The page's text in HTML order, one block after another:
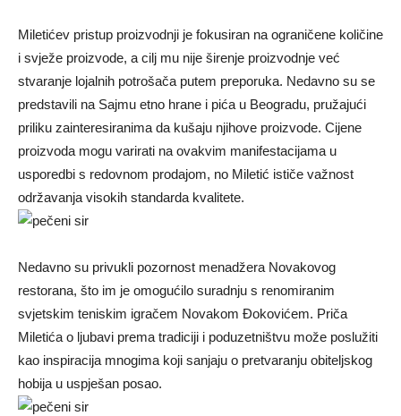
Miletićev pristup proizvodnji je fokusiran na ograničene količine
i svježe proizvode, a cilj mu nije širenje proizvodnje već
stvaranje lojalnih potrošača putem preporuka. Nedavno su se
predstavili na Sajmu etno hrane i pića u Beogradu, pružajući
priliku zainteresiranima da kušaju njihove proizvode. Cijene
proizvoda mogu varirati na ovakvim manifestacijama u
usporedbi s redovnom prodajom, no Miletić ističe važnost
održavanja visokih standarda kvalitete.
Nedavno su privukli pozornost menadžera Novakovog
restorana, što im je omogućilo suradnju s renomiranim
svjetskim teniskim igračem Novakom Đokovićem. Priča
Miletića o ljubavi prema tradiciji i poduzetništvu može poslužiti
kao inspiracija mnogima koji sanjaju o pretvaranju obiteljskog
hobija u uspješan posao.